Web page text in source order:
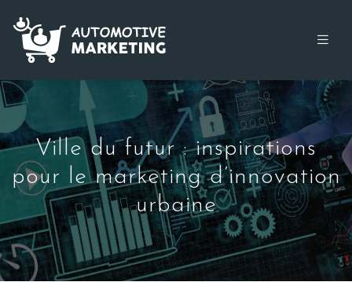
Ville du futur : inspirations
pour le marketing d’innovation
urbaine